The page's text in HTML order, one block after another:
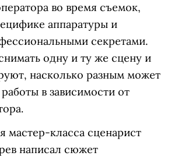
во время съемок,
аппаратуры и
секретами.
одну и ту же сцену и
насколько разным может
в зависимости от
мастер-класса сценарист
написал сюжет